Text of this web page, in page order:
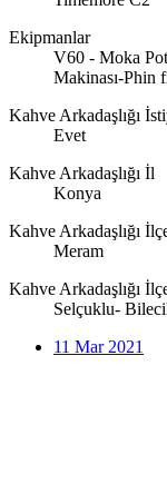
Ekipmanlar
V60 - Moka
Makinası-Phin
Kahve Arkadaşlığı
Evet
Kahve Arkadaşlığı İl
Konya
Kahve Arkadaşlığı
Meram
Kahve Arkadaşlığı
Selçuklu-
11 Mar 2021